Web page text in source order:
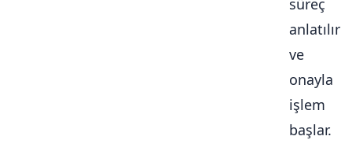
süreç
anlatılır
ve
onayla
işlem
başlar.